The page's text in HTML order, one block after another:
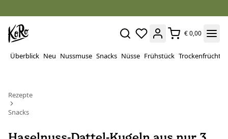
€ 0,00
Überblick Neu Nussmuse Snacks Nüsse Frühstück Trockenfrüchte
Rezepte
Snacks